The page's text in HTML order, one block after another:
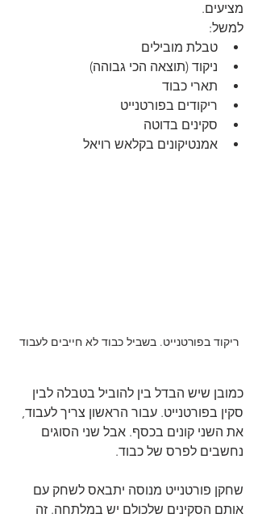
מציעים.
למשל:
טבלת מובילים
ניקוד (תוצאה הכי גבוהה)
תארי כבוד
ריקודים בפורטנייט
סקינים בדוטה
אמנטיקונים בקלאש רויאל
ריקוד בפורטנייט. בשביל כבוד לא חייבים לעבוד
כמובן שיש הבדל בין להוביל בטבלה לבין
סקין בפורטנייט. עבור הראשון צריך לעבוד,
את השני קונים בכסף. אבל שני הסוגים
נחשבים לפרס של כבוד.
שחקן פורטנייט מנוסה יתבאס לשחק עם
אותם הסקינים שלכולם יש במלתחה. זה